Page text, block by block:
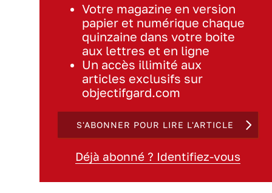
Votre magazine en version
papier et numérique chaque
quinzaine dans votre boite
aux lettres et en ligne
Un accès illimité aux
articles exclusifs sur
objectifgard.com
S'ABONNER POUR LIRE L'ARTICLE
Déjà abonné ? Identifiez-vous